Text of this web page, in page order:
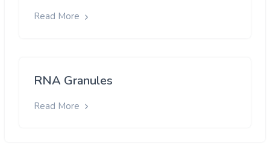
Read More
RNA Granules
Read More